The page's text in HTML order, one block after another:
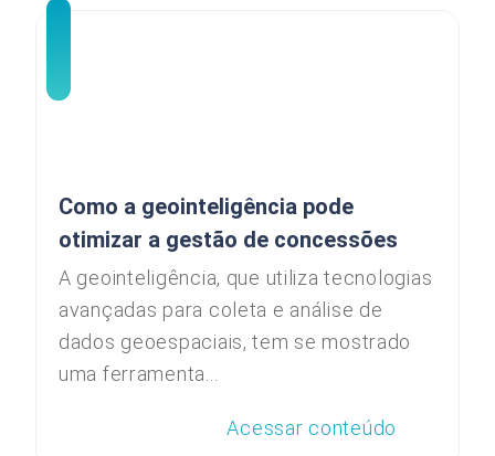
Como a geointeligência pode
otimizar a gestão de concessões
A geointeligência, que utiliza tecnologias
avançadas para coleta e análise de
dados geoespaciais, tem se mostrado
uma ferramenta...
Acessar conteúdo